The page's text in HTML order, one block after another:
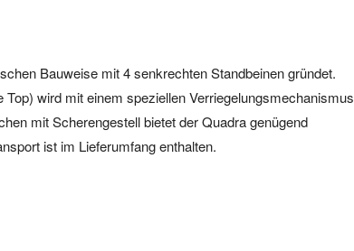
Bauweise mit 4 senkrechten Standbeinen gründet.
wird mit einem speziellen Verriegelungsmechanismus
mit Scherengestell bietet der Quadra genügend
ist im Lieferumfang enthalten.